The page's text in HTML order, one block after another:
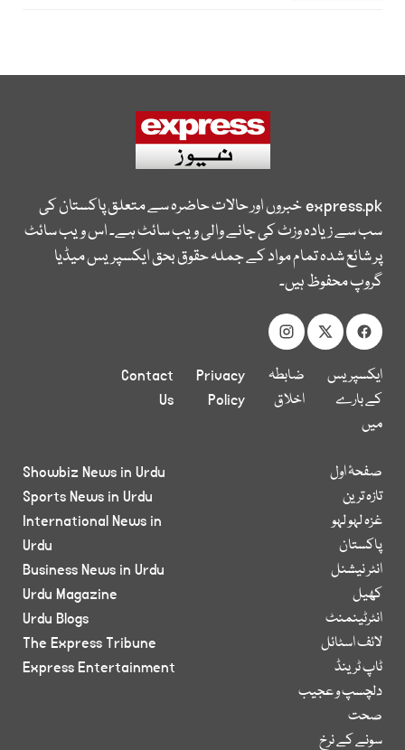
express.pkخبروں اور حالات حاضرہ سے متعلق پاکستان کی
سب سے زیادہ وزٹ کی جانے والی ویب سائٹ ہے۔ اس ویب سائٹ
پر شائع شدہ تمام مواد کے جملہ حقوق بحق ایکسپریس میڈیا
گروپ محفوظ ہیں۔
ایکسپریس
کے بارے
میں
ضابطہ
اخلاق
Privacy
Policy
Contact
Us
صفحۂ اول
تازہ ترین
غزہ لہو لہو
پاکستان
انٹر نیشنل
کھیل
انٹرٹینمنٹ
لائف اسٹائل
ٹاپ ٹرینڈ
دلچسپ و عجیب
صحت
سونے کے نرخ
Showbiz News in Urdu
Sports News in Urdu
International News in
Urdu
Business News in Urdu
Urdu Magazine
Urdu Blogs
The Express Tribune
Express Entertainment